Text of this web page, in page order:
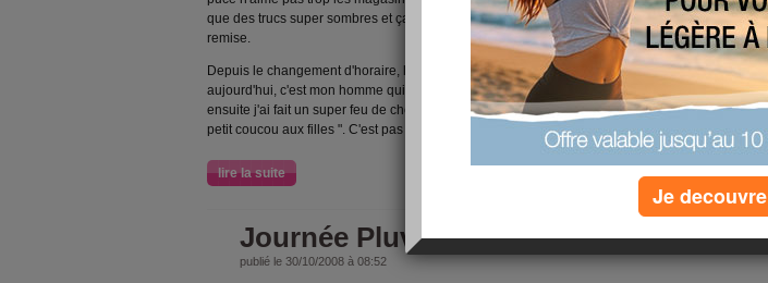
que des trucs super sombres et ça non plus elle n'aime pas trop. Ce n'est que parti
remise.
Depuis le changement d'horaire, le matin je suis réveillée super tôt. 5h30
aujourd'hui, c'est mon homme qui était content, je lui ai préparer son p'tit dèj,
ensuite j'ai fait un super feu de cheminée, et là je me suis dit : " et si j'allais faire un
petit coucou aux filles ". C'est pas gentil ça !!!!
lire la suite (9) commentaires
Journée Pluvieuse.....
publié le 30/10/2008 à 08:52
Je decouvre